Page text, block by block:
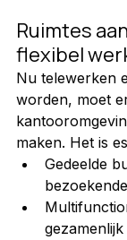
Ruimtes
flexibel
Nu telewerken
worden, moet
maken. Het is
Gedeelde